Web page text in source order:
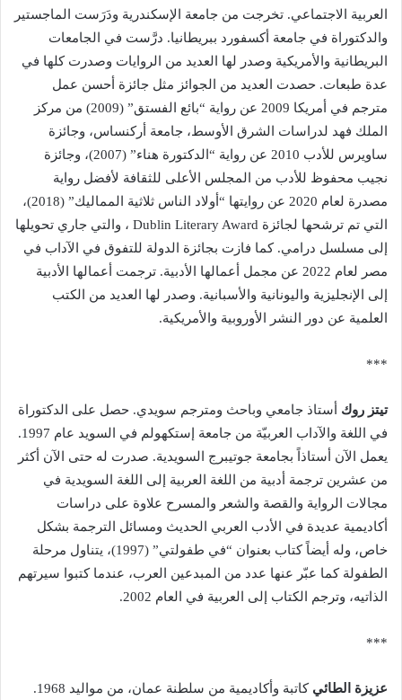
العربية الاجتماعي. تخرجت من جامعة الإسكندرية ودَرَست الماجستير
والدكتوراة في جامعة أكسفورد ببريطانيا. درَّست في الجامعات
البريطانية والأمريكية وصدر لها العديد من الروايات وصدرت كلها في
عدة طبعات. حصدت العديد من الجوائز مثل جائزة أحسن عمل
مترجم في أمريكا 2009 عن رواية “بائع الفستق” (2009) من مركز
الملك فهد لدراسات الشرق الأوسط، جامعة أركنساس، وجائزة
ساويرس للأدب 2010 عن رواية “الدكتورة هناء” (2007)، وجائزة
نجيب محفوظ للأدب من المجلس الأعلى للثقافة لأفضل رواية
مصدرة لعام 2020 عن روايتها “أولاد الناس ثلاثية المماليك” (2018)،
التي تم ترشحها لجائزة Dublin Literary Award ، والتي جاري تحويلها
إلى مسلسل درامي. كما فازت بجائزة الدولة للتفوق في الآداب في
مصر لعام 2022 عن مجمل أعمالها الأدبية. ترجمت أعمالها الأدبية
إلى الإنجليزية واليونانية والأسبانية. وصدر لها العديد من الكتب
العلمية عن دور النشر الأوروبية والأمريكية.
***
تيتز روك
أستاذ جامعي وباحث ومترجم سويدي. حصل على الدكتوراة
في اللغة والآداب العربيّة من جامعة إستكهولم في السويد عام 1997.
يعمل الآن أستاذاً بجامعة جوتيبرج السويدية. صدرت له حتى الآن أكثر
من عشرين ترجمة أدبية من اللغة العربية إلى اللغة السويدية في
مجالات الرواية والقصة والشعر والمسرح علاوة على دراسات
أكاديمية عديدة في الأدب العربي الحديث ومسائل الترجمة بشكل
خاص، وله أيضاً كتاب بعنوان “في طفولتي” (1997)، يتناول مرحلة
الطفولة كما عبّر عنها عدد من المبدعين العرب، عندما كتبوا سيرتهم
الذاتيه، وترجم الكتاب إلى العربية في العام 2002.
***
عزيزة الطائي
كاتبة وأكاديمية من سلطنة عمان، من مواليد 1968.